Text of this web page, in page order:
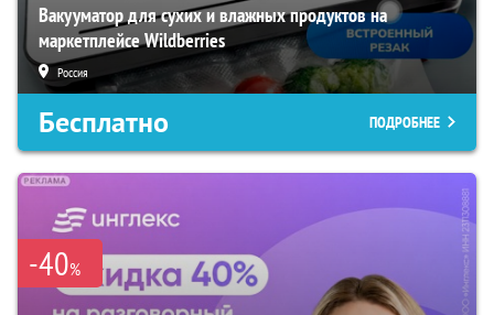
Вакууматор для сухих и влажных продуктов на
маркетплейсе Wildberries
Россия
Бесплатно ПОДРОБНЕЕ
-40%